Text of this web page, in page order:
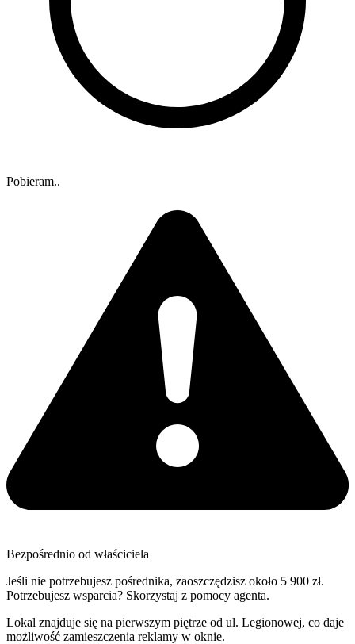
Pobieram..
Bezpośrednio od właściciela
Jeśli nie potrzebujesz pośrednika, zaoszczędzisz około 5 900 zł.
Potrzebujesz wsparcia? Skorzystaj z pomocy agenta.
Lokal znajduje się na pierwszym piętrze od ul. Legionowej, co daje
możliwość zamieszczenia reklamy w oknie.